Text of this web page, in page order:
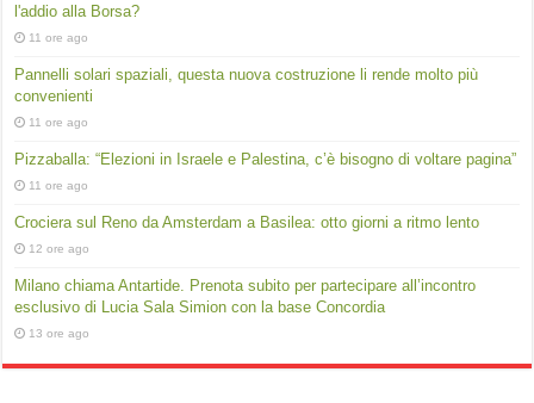
l'addio alla Borsa?
11 ore ago
Pannelli solari spaziali, questa nuova costruzione li rende molto più
convenienti
11 ore ago
Pizzaballa: “Elezioni in Israele e Palestina, c’è bisogno di voltare pagina”
11 ore ago
Crociera sul Reno da Amsterdam a Basilea: otto giorni a ritmo lento
12 ore ago
Milano chiama Antartide. Prenota subito per partecipare all’incontro
esclusivo di Lucia Sala Simion con la base Concordia
13 ore ago